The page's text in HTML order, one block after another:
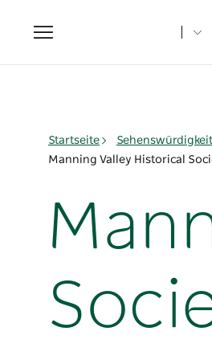
Toggle
navigation
Startseite
Manning Valley Historical